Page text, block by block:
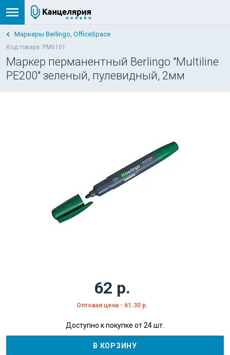
Маркеры Berlingo, OfficeSpace
Код товара: PM6101
Маркер перманентный Berlingo "Multiline
PE200" зеленый, пулевидный, 2мм
62 р.
Оптовая цена - 61.30 р.
Доступно к покупке от 24 шт.
В КОРЗИНУ